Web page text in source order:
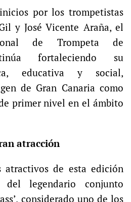
por los trompetistas
y José Vicente Araña, el
de Trompeta de
fortaleciendo su
educativa y social,
de Gran Canaria como
primer nivel en el ámbito
atracción
atractivos de esta edición
legendario conjunto
considerado uno de los